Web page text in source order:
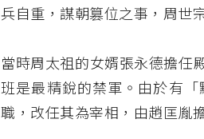
兵自重，謀朝篡位之事，周世
當時周太祖的女婿張永德擔任
班是最精銳的禁軍。由於有
職，改任其為宰相，由趙匡胤